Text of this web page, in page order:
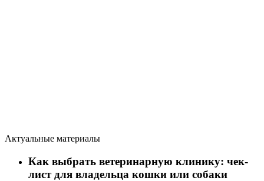
Актуальные материалы
Как выбрать ветеринарную клинику: чек-
лист для владельца кошки или собаки